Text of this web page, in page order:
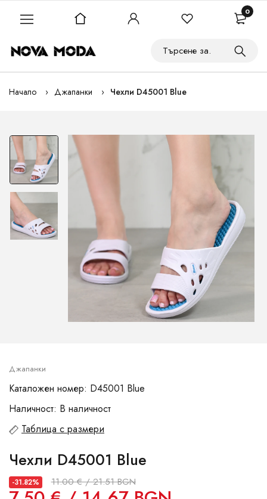
Начало Джапанки Чехли D45001 Blue
Джапанки
Каталожен номер: D45001 Blue
Наличност: В наличност
Таблица с размери
Чехли D45001 Blue
-31.82% 11.00 € / 21.51 BGN
0